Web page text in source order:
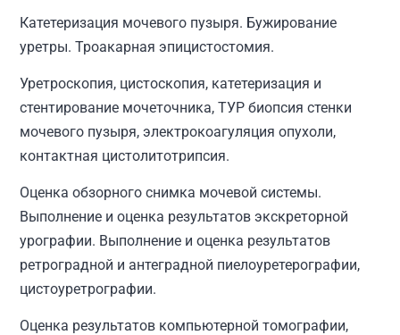
Катетеризация мочевого пузыря. Бужирование
уретры. Троакарная эпицистостомия.
Уретроскопия, цистоскопия, катетеризация и
стентирование мочеточника, ТУР биопсия стенки
мочевого пузыря, электрокоагуляция опухоли,
контактная цистолитотрипсия.
Оценка обзорного снимка мочевой системы.
Выполнение и оценка результатов экскреторной
урографии. Выполнение и оценка результатов
ретроградной и антеградной пиелоуретерографии,
цистоуретрографии.
Оценка результатов компьютерной томографии,